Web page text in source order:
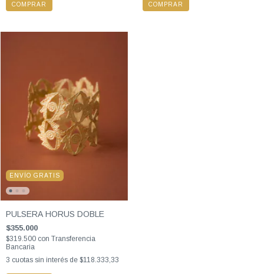
COMPRAR COMPRAR
ENVÍO GRATIS
PULSERA HORUS DOBLE
$355.000
$319.500 con Transferencia
Bancaria
3 cuotas sin interés de $118.333,33